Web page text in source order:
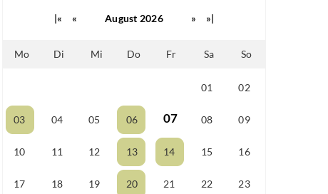
|« « August 2026 » »|
Mo Di Mi Do Fr Sa So
01 02
03 04 05 06 07 08 09
10 11 12 13 14 15 16
17 18 19 20 21 22 23